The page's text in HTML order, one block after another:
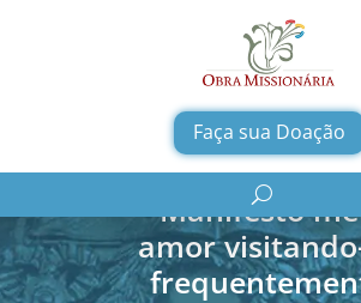
Faça sua Doação
Manifesto
amor